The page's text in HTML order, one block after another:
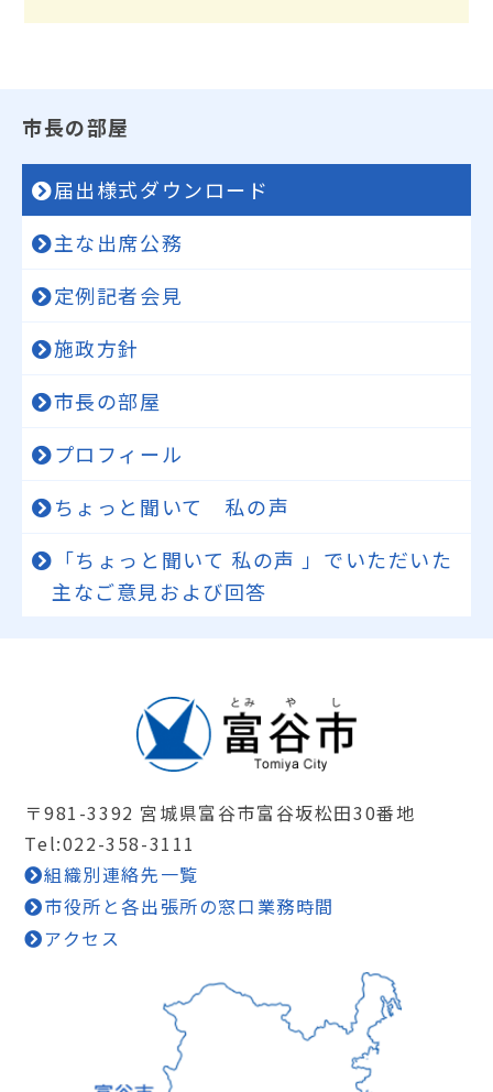
市長の部屋
届出様式ダウンロード
主な出席公務
定例記者会見
施政方針
市長の部屋
プロフィール
ちょっと聞いて 私の声
「ちょっと聞いて 私の声 」でいただいた
主なご意見および回答
〒981-3392 宮城県富谷市富谷坂松田30番地
Tel:022-358-3111
組織別連絡先一覧
市役所と各出張所の窓口業務時間
アクセス